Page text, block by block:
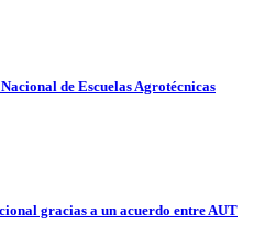
de Escuelas Agrotécnicas
gracias a un acuerdo entre AUT